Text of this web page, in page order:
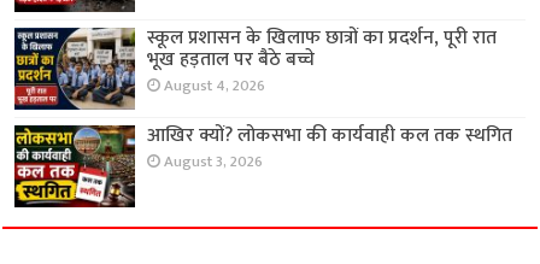
स्कूल प्रशासन के खिलाफ छात्रों का प्रदर्शन, पूरी रात
भूख हड़ताल पर बैठे बच्चे
August 4, 2026
आखिर क्यों? लोकसभा की कार्यवाही कल तक स्थगित
August 3, 2026